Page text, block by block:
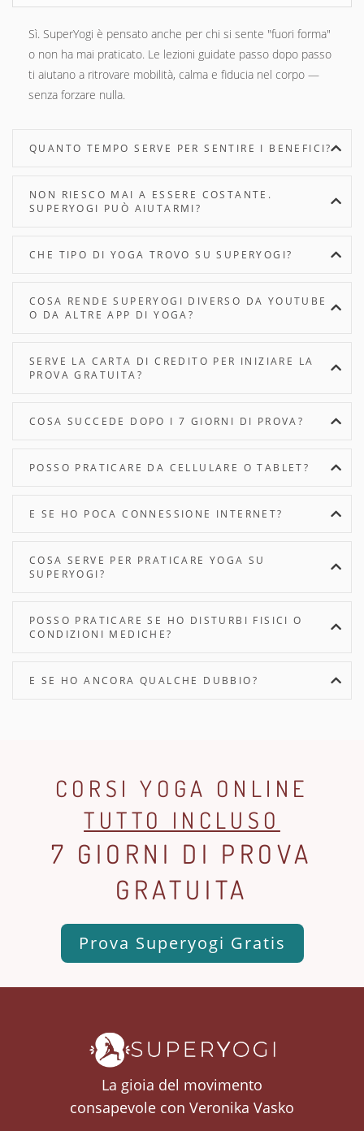
Sì. SuperYogi è pensato anche per chi si sente "fuori forma"
o non ha mai praticato. Le lezioni guidate passo dopo passo
ti aiutano a ritrovare mobilità, calma e fiducia nel corpo —
senza forzare nulla.
QUANTO TEMPO SERVE PER SENTIRE I BENEFICI?
NON RIESCO MAI A ESSERE COSTANTE.
SUPERYOGI PUÒ AIUTARMI?
CHE TIPO DI YOGA TROVO SU SUPERYOGI?
COSA RENDE SUPERYOGI DIVERSO DA YOUTUBE
O DA ALTRE APP DI YOGA?
SERVE LA CARTA DI CREDITO PER INIZIARE LA
PROVA GRATUITA?
COSA SUCCEDE DOPO I 7 GIORNI DI PROVA?
POSSO PRATICARE DA CELLULARE O TABLET?
E SE HO POCA CONNESSIONE INTERNET?
COSA SERVE PER PRATICARE YOGA SU
SUPERYOGI?
POSSO PRATICARE SE HO DISTURBI FISICI O
CONDIZIONI MEDICHE?
E SE HO ANCORA QUALCHE DUBBIO?
CORSI YOGA ONLINE
TUTTO INCLUSO
7 GIORNI DI PROVA
GRATUITA
Prova Superyogi Gratis
La gioia del movimento
consapevole con Veronika Vasko